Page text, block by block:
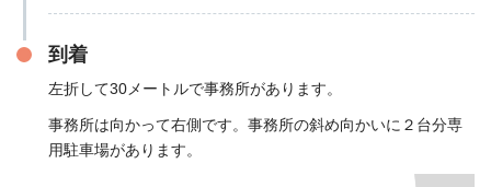
到着
左折して30メートルで事務所があります。
事務所は向かって右側です。事務所の斜め向かいに２台分専
用駐車場があります。